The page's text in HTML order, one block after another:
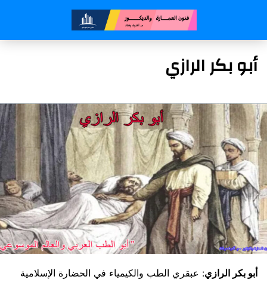
أبو بكر الرازي
أبو بكر الرازي: عبقري الطب والكيمياء في الحضارة الإسلامية